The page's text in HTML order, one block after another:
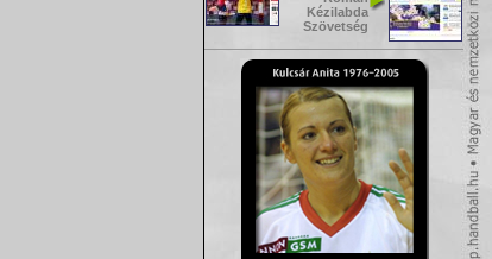
Kézilabda
Szövetség